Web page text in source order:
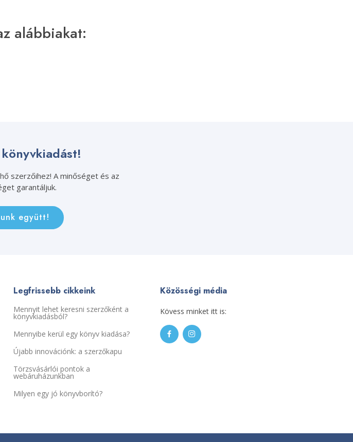
alábbiakat:
szerzőihez! A minőséget és az
garantáljuk.
együtt!
Legfrissebb cikkeink
Mennyit lehet keresni szerzőként a
könyvkiadásból?
Mennyibe kerül egy könyv kiadása?
Újabb innovációnk: a szerzőkapu
Törzsvásárlói pontok a
webáruházunkban
Milyen egy jó könyvborító?
Közösségi média
Kövess minket itt is: